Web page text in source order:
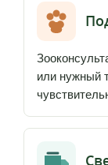
или нужный